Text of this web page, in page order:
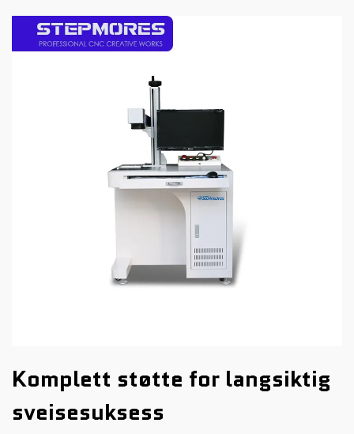
Komplett støtte for langsiktig
sveisesuksess